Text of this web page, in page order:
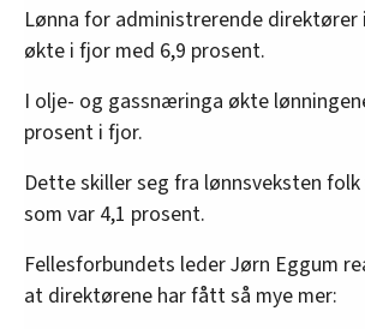
Lønna for administrerende
økte i fjor med 6,9 prosent.
I olje- og gassnæringa økte
prosent i fjor.
Dette skiller seg fra lønnsveksten
som var 4,1 prosent.
Fellesforbundets leder Jørn Eggum
at direktørene har fått så mye mer: